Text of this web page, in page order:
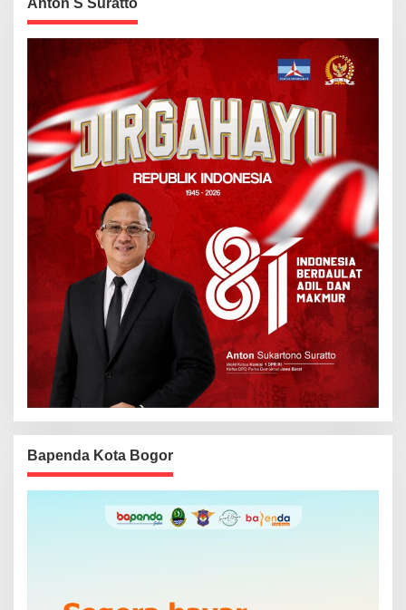
Anton S Suratto
Bapenda Kota Bogor